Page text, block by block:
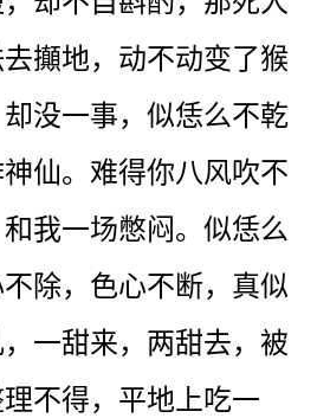
攧地，动不动变了猴
没一事，似恁么不乾
仙。难得你八风吹不
我一场憋闷。似恁么
除，色心不断，真似
一甜来，两甜去，被
不得，平地上吃一